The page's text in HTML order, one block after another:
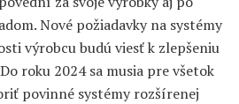
Nové požiadavky na systémy
výrobcu budú viesť k zlepšeniu
roku 2024 sa musia pre všetok
povinné systémy rozšírenej